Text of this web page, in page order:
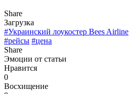
Share
Загрузка
#Украинский лоукостер Bees Airline
#рейсы #цена
Share
Эмоции от статьи
Нравится
0
Восхищение